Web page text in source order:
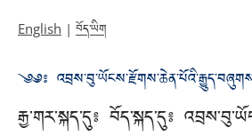
English | བོད་ཡིག
༄༅༔
རྒྱ་གར་སྐད་དུ༔ བོད་སྐད་དུ༔